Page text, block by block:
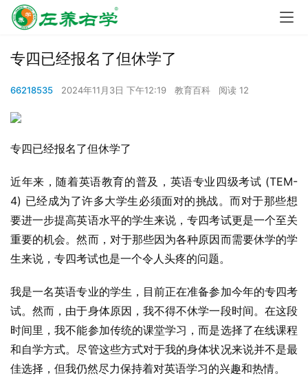
专四已经报名了但休学了
66218535 2024年11月3日 下午12:19 教育百科 阅读 12
专四已经报名了但休学了
近年来，随着英语教育的普及，英语专业四级考试 (TEM-
4) 已经成为了许多大学生必须面对的挑战。而对于那些想
要进一步提高英语水平的学生来说，专四考试更是一个至关
重要的机会。然而，对于那些因为各种原因而需要休学的学
生来说，专四考试也是一个令人头疼的问题。
我是一名英语专业的学生，目前正在准备参加今年的专四考
试。然而，由于身体原因，我不得不休学一段时间。在这段
时间里，我不能参加传统的课堂学习，而是选择了在线课程
和自学方式。尽管这些方式对于我的身体状况来说并不是最
佳选择，但我仍然尽力保持着对英语学习的兴趣和热情。